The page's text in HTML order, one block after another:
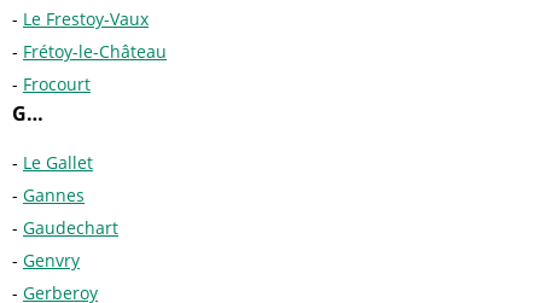
Le Frestoy-Vaux
Frétoy-le-Château
Frocourt
G…
Le Gallet
Gannes
Gaudechart
Genvry
Gerberoy